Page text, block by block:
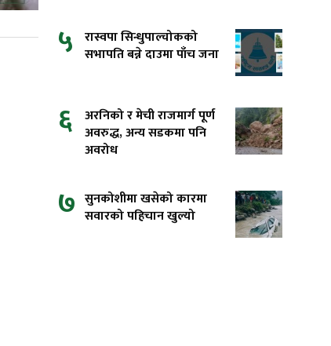
५ रास्वपा सिन्धुपाल्चोकको
सभापति बन्ने दाउमा पाँच जना
६ अरनिको र मेची राजमार्ग पूर्ण
अवरुद्ध, अन्य सडकमा पनि
अवरोध
७ सुनकोशीमा खसेको कारमा
सवारको पहिचान खुल्यो